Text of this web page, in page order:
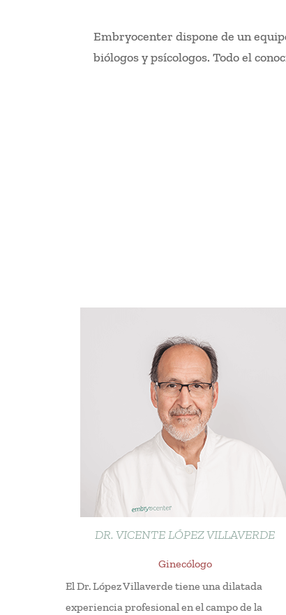
Embryocenter dispone de un
biólogos y psícologos. Todo el
DR. VICENTE LÓPEZ VILLAVERDE
Ginecólogo
El Dr. López Villaverde tiene una dilatada
experiencia profesional en el campo de la